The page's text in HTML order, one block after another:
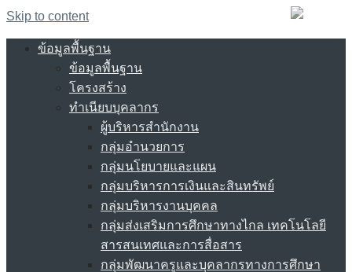
Skip to content
ข้อมูลพื้นฐาน
ข้อมูลพื้นฐาน
โครงสร้าง
ทำเนียบบุคลากร
ผู้บริหารสำนักงาน
กลุ่มอำนวยการ
กลุ่มนโยบายและแผน
กลุ่มบริหารการเงินและสินทรัพย์
กลุ่มบริหารงานบุคคล
กลุ่มส่งเสริมการศึกษาทางไกล เทคโนโลยี
สารสนเทศและการสื่อสาร
กลุ่มพัฒนาครูและบุคลากรทางการศึกษา